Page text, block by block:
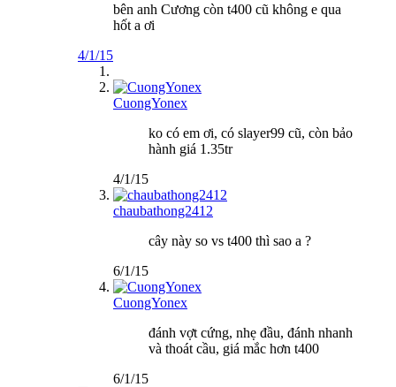
bên anh Cương còn t400 cũ không e qua
hốt a ơi
4/1/15
CuongYonex
ko có em ơi, có slayer99 cũ, còn bảo
hành giá 1.35tr
4/1/15
chaubathong2412
cây này so vs t400 thì sao a ?
6/1/15
CuongYonex
đánh vợt cứng, nhẹ đầu, đánh nhanh
và thoát cầu, giá mắc hơn t400
6/1/15